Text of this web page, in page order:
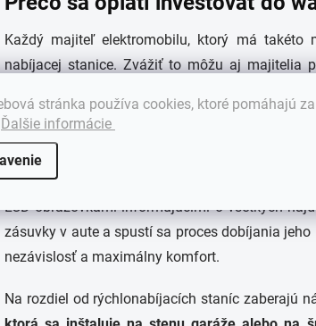
stránka používa cookies, ktoré pomáhajú
Ďalšie informácie
Každý majiteľ elektromobilu, ktorý má
nabíjacej stanice. Zvážiť to môžu aj majitelia
rýchlejšie nabíjanie elektromobilu, vďaka
aj peniaze.
Ďalšou výhodou wallboxov je ich veľmi
LCD obrazovkami informujúcimi o všetkých
zásuvky v aute a spustí sa proces dobíjania
nezávislosť a maximálny komfort.
Na rozdiel od rýchlonabíjacích staníc zaberajú